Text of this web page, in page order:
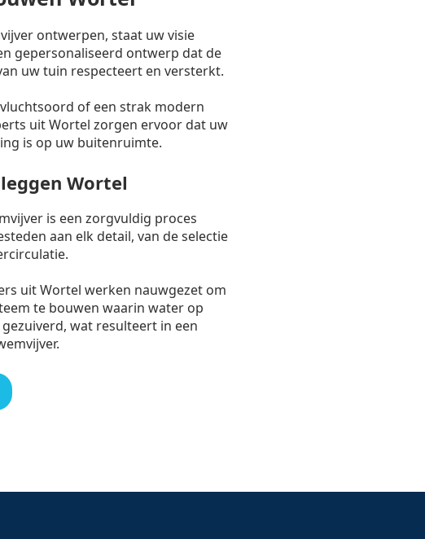
ontwerpen, staat uw visie
gepersonaliseerd ontwerp dat de
uw tuin respecteert en versterkt.
of een strak modern
uit Wortel zorgen ervoor dat uw
is op uw buitenruimte.
Wortel
is een zorgvuldig proces
aan elk detail, van de selectie
uit Wortel werken nauwgezet om
te bouwen waarin water op
wat resulteert in een